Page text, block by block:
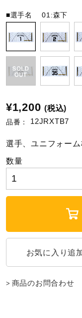
バレーボー
陸上競技
ソフトボ
ウィンタ
■選手名01:森下
¥1,200 (税込)
品番： 12JRXTB7
選手、ユニフォー
数量
商品のお問合わせ